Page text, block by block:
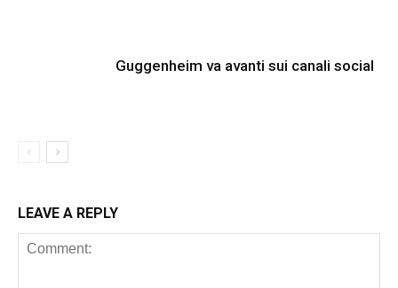
Guggenheim va avanti sui canali social
LEAVE A REPLY